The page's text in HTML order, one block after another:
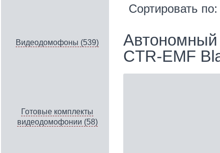
Видеодомофоны (539)
Готовые комплекты
видеодомофонии (58)
Сортировать
Автономный
CTR-EMF